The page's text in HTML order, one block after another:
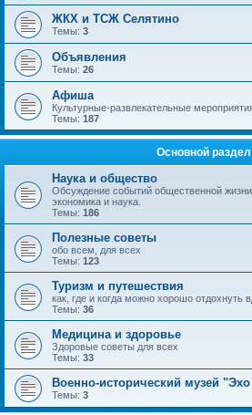
ЖКХ и ТСЖ Селятино
Темы: 3
Объявления
Темы: 26
Афиша
Культурные-развлекательные
Темы: 187
Основной раздел
Наука и общество
Обсуждение событий общественной
экономика и наука.
Темы: 186
Полезные советы
обо всем, для всех
Темы: 123
Туризм и путешествия
как, где и когда можно хорошо отдохнуть
Темы: 36
Медицина и здоровье
Здоровые советы для всех
Темы: 33
Военно-исторический музей
Темы: 3